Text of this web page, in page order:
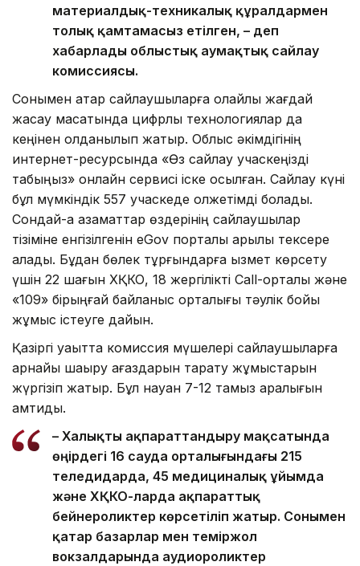
материалдық-техникалық құралдармен
толық қамтамасыз етілген, – деп
хабарлады облыстық аумақтық сайлау
комиссиясы.
Сонымен қатар сайлаушыларға қолайлы жағдай
жасау мақсатында цифрлық технологиялар да
кеңінен қолданылып жатыр. Облыс әкімдігінің
интернет-ресурсында «Өз сайлау учаскеңізді
табыңыз» онлайн сервисі іске қосылған. Сайлау күні
бұл мүмкіндік 557 учаскеде қолжетімді болады.
Сондай-ақ азаматтар өздерінің сайлаушылар
тізіміне енгізілгенін eGov порталы арқылы тексере
алады. Бұдан бөлек тұрғындарға қызмет көрсету
үшін 22 шағын ХҚКО, 18 жергілікті Call-орталық және
«109» бірыңғай байланыс орталығы тәулік бойы
жұмыс істеуге дайын.
Қазіргі уақытта комиссия мүшелері сайлаушыларға
арнайы шақыру қағаздарын тарату жұмыстарын
жүргізіп жатыр. Бұл науқан 7-12 тамыз аралығын
қамтиды.
– Халықты ақпараттандыру мақсатында
өңірдегі 16 сауда орталығындағы 215
теледидарда, 45 медициналық ұйымда
және ХҚКО-ларда ақпараттық
бейнероликтер көрсетіліп жатыр. Сонымен
қатар базарлар мен теміржол
вокзалдарында аудиороликтер